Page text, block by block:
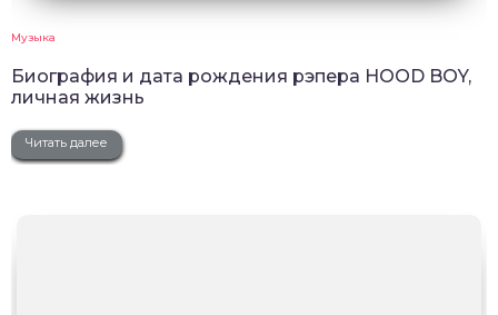
Музыка
Биография и дата рождения рэпера HOOD BOY,
личная жизнь
Читать далее